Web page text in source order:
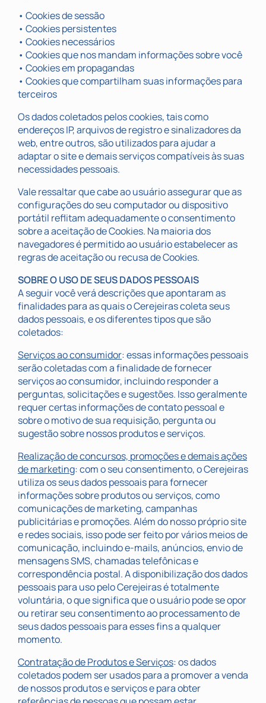
• Cookies de sessão
• Cookies persistentes
• Cookies necessários
• Cookies que nos mandam informações sobre você
• Cookies em propagandas
• Cookies que compartilham suas informações para
terceiros
Os dados coletados pelos cookies, tais como
endereços IP, arquivos de registro e sinalizadores da
web, entre outros, são utilizados para ajudar a
adaptar o site e demais serviços compatíveis às suas
necessidades pessoais.
Vale ressaltar que cabe ao usuário assegurar que as
configurações do seu computador ou dispositivo
portátil reflitam adequadamente o consentimento
sobre a aceitação de Cookies. Na maioria dos
navegadores é permitido ao usuário estabelecer as
regras de aceitação ou recusa de Cookies.
SOBRE O USO DE SEUS DADOS PESSOAIS
A seguir você verá descrições que apontaram as
finalidades para as quais o Cerejeiras coleta seus
dados pessoais, e os diferentes tipos que são
coletados:
Serviços ao consumidor: essas informações pessoais
serão coletadas com a finalidade de fornecer
serviços ao consumidor, incluindo responder a
perguntas, solicitações e sugestões. Isso geralmente
requer certas informações de contato pessoal e
sobre o motivo de sua requisição, pergunta ou
sugestão sobre nossos produtos e serviços.
Realização de concursos, promoções e demais ações
de marketing: com o seu consentimento, o Cerejeiras
utiliza os seus dados pessoais para fornecer
informações sobre produtos ou serviços, como
comunicações de marketing, campanhas
publicitárias e promoções. Além do nosso próprio site
e redes sociais, isso pode ser feito por vários meios de
comunicação, incluindo e-mails, anúncios, envio de
mensagens SMS, chamadas telefônicas e
correspondência postal. A disponibilização dos dados
pessoais para uso pelo Cerejeiras é totalmente
voluntária, o que significa que o usuário pode se opor
ou retirar seu consentimento ao processamento de
seus dados pessoais para esses fins a qualquer
momento.
Contratação de Produtos e Serviços: os dados
coletados podem ser usados para a promover a venda
de nossos produtos e serviços e para obter